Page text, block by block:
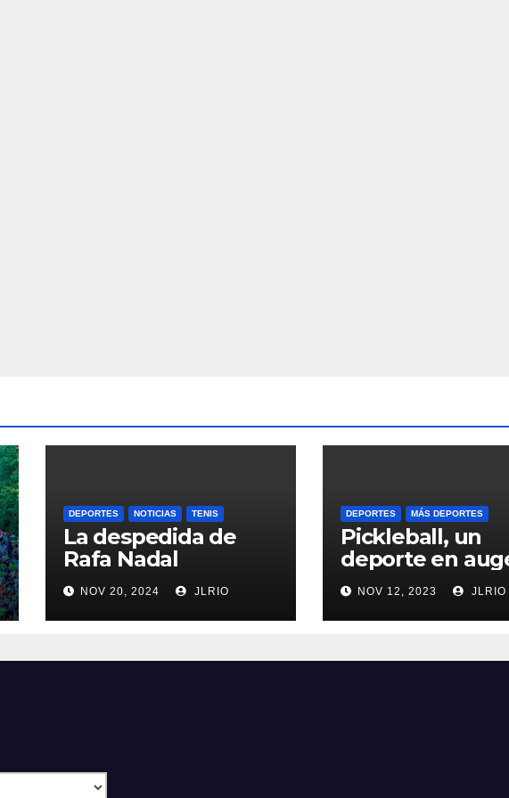
DEPORTES NOTICIAS TENIS
La despedida de
Rafa Nadal
NOV 20, 2024 JLRIO
DEPORTES MÁS DEPORTES
Pickleball, un
deporte en
NOV 12, 2023 JLRIO